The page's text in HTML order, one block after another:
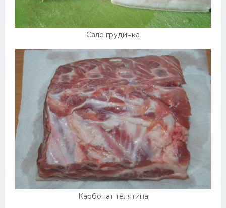
Сало грудинка
Карбонат телятина